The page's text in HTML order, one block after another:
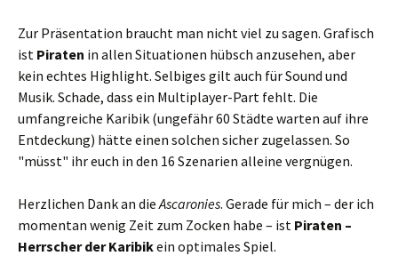
Zur Präsentation braucht man nicht viel zu sagen. Grafisch
ist Piraten in allen Situationen hübsch anzusehen, aber
kein echtes Highlight. Selbiges gilt auch für Sound und
Musik. Schade, dass ein Multiplayer-Part fehlt. Die
umfangreiche Karibik (ungefähr 60 Städte warten auf ihre
Entdeckung) hätte einen solchen sicher zugelassen. So
"müsst" ihr euch in den 16 Szenarien alleine vergnügen.
Herzlichen Dank an dieAscaronies. Gerade für mich – der ich
momentan wenig Zeit zum Zocken habe – ist Piraten –
Herrscher der Karibikein optimales Spiel.